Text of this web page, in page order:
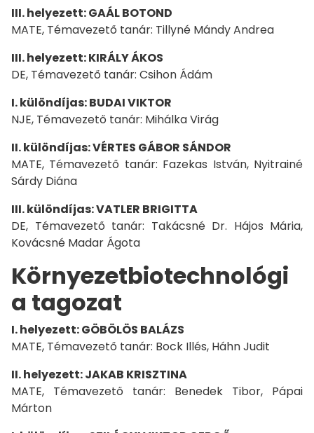
III. helyezett: GAÁL BOTOND
MATE, Témavezető tanár: Tillyné Mándy Andrea
III. helyezett: KIRÁLY ÁKOS
DE, Témavezető tanár: Csihon Ádám
I. különdíjas: BUDAI VIKTOR
NJE, Témavezető tanár: Mihálka Virág
II. különdíjas: VÉRTES GÁBOR SÁNDOR
MATE, Témavezető tanár: Fazekas István, Nyitrainé
Sárdy Diána
III. különdíjas: VATLER BRIGITTA
DE, Témavezető tanár: Takácsné Dr. Hájos Mária,
Kovácsné Madar Ágota
Környezetbiotechnológi
a tagozat
I. helyezett: GÖBÖLÖS BALÁZS
MATE, Témavezető tanár: Bock Illés, Háhn Judit
II. helyezett: JAKAB KRISZTINA
MATE, Témavezető tanár: Benedek Tibor, Pápai
Márton